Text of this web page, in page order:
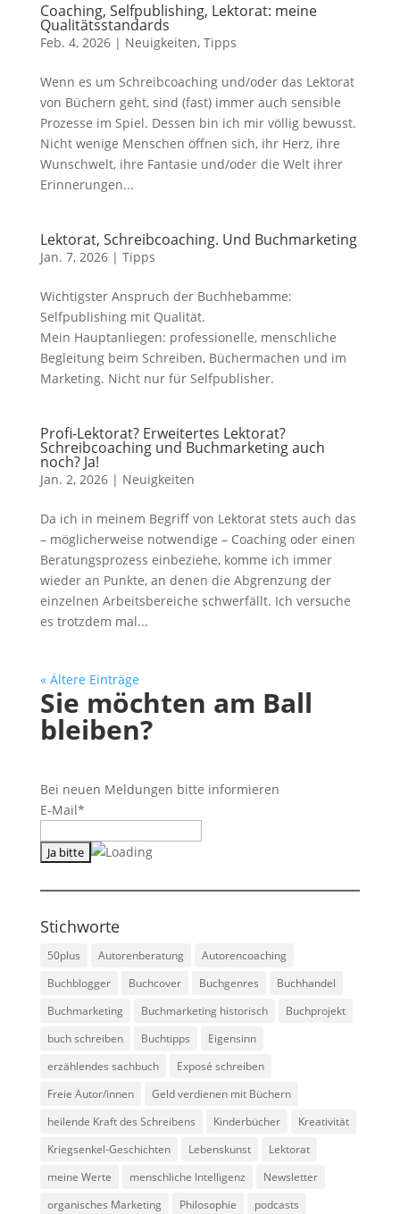
Coaching, Selfpublishing, Lektorat: meine
Qualitätsstandards
Feb. 4, 2026| Neuigkeiten, Tipps
Wenn es um Schreibcoaching und/oder das Lektorat
von Büchern geht, sind (fast) immer auch sensible
Prozesse im Spiel. Dessen bin ich mir völlig bewusst.
Nicht wenige Menschen öffnen sich, ihr Herz, ihre
Wunschwelt, ihre Fantasie und/oder die Welt ihrer
Erinnerungen...
Lektorat, Schreibcoaching. Und Buchmarketing
Jan. 7, 2026| Tipps
Wichtigster Anspruch der Buchhebamme:
Selfpublishing mit Qualität.
Mein Hauptanliegen: professionelle, menschliche
Begleitung beim Schreiben, Büchermachen und im
Marketing. Nicht nur für Selfpublisher.
Profi-Lektorat? Erweitertes Lektorat?
Schreibcoaching und Buchmarketing auch
noch? Ja!
Jan. 2, 2026| Neuigkeiten
Da ich in meinem Begriff von Lektorat stets auch das
– möglicherweise notwendige – Coaching oder einen
Beratungsprozess einbeziehe, komme ich immer
wieder an Punkte, an denen die Abgrenzung der
einzelnen Arbeitsbereiche schwerfällt. Ich versuche
es trotzdem mal...
« Ältere Einträge
Sie möchten am Ball
bleiben?
Bei neuen Meldungen bitte informieren
E-Mail*
Stichworte
50plus Autorenberatung
Autorencoaching
Buchblogger
Buchcover Buchgenres
Buchhandel
Buchmarketing
Buchmarketing historisch
Buchprojekt
buch schreiben
Buchtipps
Eigensinn
erzählendes sachbuch
Exposé schreiben
Freie Autor/innen
Geld verdienen mit Büchern
heilende Kraft des Schreibens
Kinderbücher
Kreativität
Kriegsenkel-Geschichten
Lebenskunst
Lektorat
meine Werte
menschliche Intelligenz
Newsletter
organisches Marketing
Philosophie
podcasts